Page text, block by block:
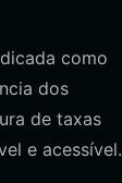
como
dos
de taxas
e acessível.